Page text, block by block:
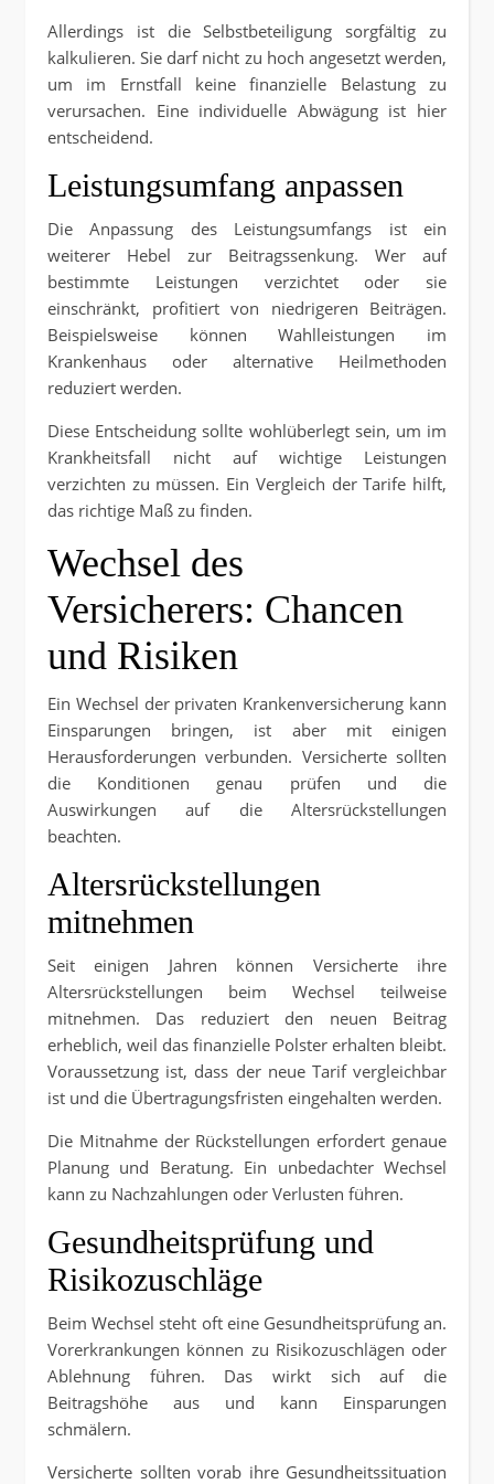
Allerdings ist die Selbstbeteiligung sorgfältig zu
kalkulieren. Sie darf nicht zu hoch angesetzt werden,
um im Ernstfall keine finanzielle Belastung zu
verursachen. Eine individuelle Abwägung ist hier
entscheidend.
Leistungsumfang anpassen
Die Anpassung des Leistungsumfangs ist ein
weiterer Hebel zur Beitragssenkung. Wer auf
bestimmte Leistungen verzichtet oder sie
einschränkt, profitiert von niedrigeren Beiträgen.
Beispielsweise können Wahlleistungen im
Krankenhaus oder alternative Heilmethoden
reduziert werden.
Diese Entscheidung sollte wohlüberlegt sein, um im
Krankheitsfall nicht auf wichtige Leistungen
verzichten zu müssen. Ein Vergleich der Tarife hilft,
das richtige Maß zu finden.
Wechsel des
Versicherers: Chancen
und Risiken
Ein Wechsel der privaten Krankenversicherung kann
Einsparungen bringen, ist aber mit einigen
Herausforderungen verbunden. Versicherte sollten
die Konditionen genau prüfen und die
Auswirkungen auf die Altersrückstellungen
beachten.
Altersrückstellungen
mitnehmen
Seit einigen Jahren können Versicherte ihre
Altersrückstellungen beim Wechsel teilweise
mitnehmen. Das reduziert den neuen Beitrag
erheblich, weil das finanzielle Polster erhalten bleibt.
Voraussetzung ist, dass der neue Tarif vergleichbar
ist und die Übertragungsfristen eingehalten werden.
Die Mitnahme der Rückstellungen erfordert genaue
Planung und Beratung. Ein unbedachter Wechsel
kann zu Nachzahlungen oder Verlusten führen.
Gesundheitsprüfung und
Risikozuschläge
Beim Wechsel steht oft eine Gesundheitsprüfung an.
Vorerkrankungen können zu Risikozuschlägen oder
Ablehnung führen. Das wirkt sich auf die
Beitragshöhe aus und kann Einsparungen
schmälern.
Versicherte sollten vorab ihre Gesundheitssituation